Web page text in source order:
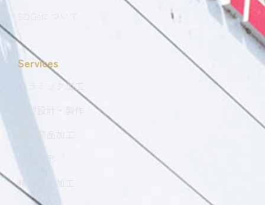
SDGsについて
Services
セラミック加工
金型設計・製作
量産部品加工
射出成形
精密部品加工